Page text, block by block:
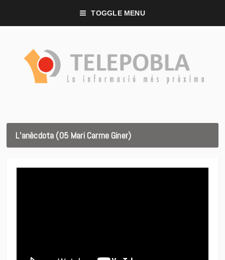
TOGGLE MENU
L’anècdota (05 Mari Carme Giner)